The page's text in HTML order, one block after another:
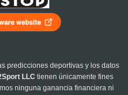
predicciones deportivas y los datos
LLC tienen únicamente fines
ninguna ganancia financiera ni